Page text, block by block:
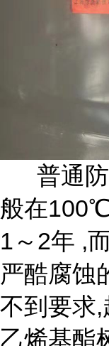
普通防
般在
1～2年 ,
严酷腐蚀
不到要求
乙烯基酯